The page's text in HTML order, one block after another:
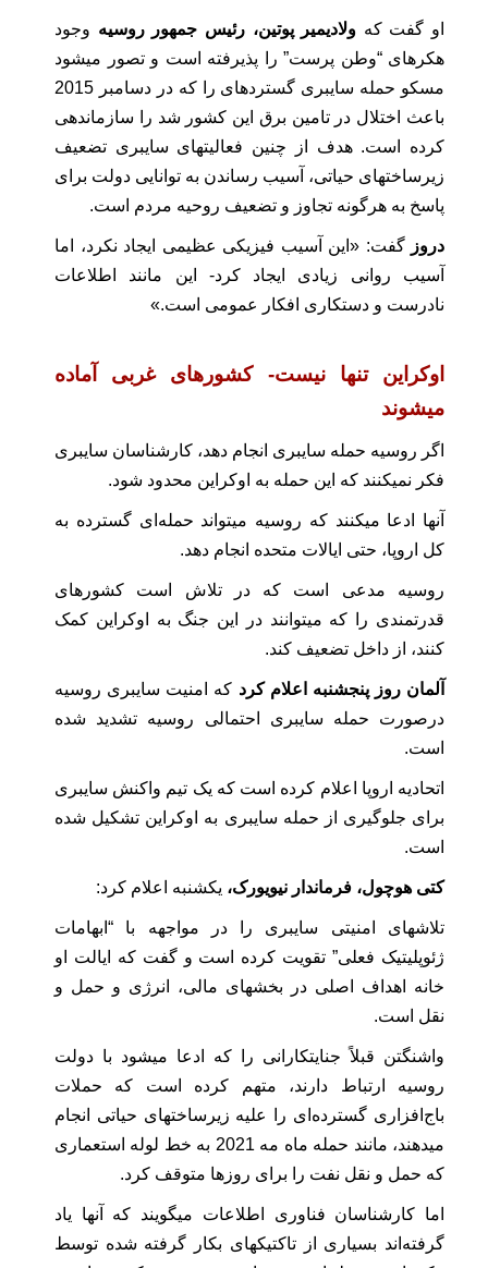
او گفت که ولادیمیر پوتین، رئیس جمهور روسیه وجود
هکرهای “وطن پرست” را پذیرفته است و تصور میشود
مسکو حمله سایبری گستردهای را که در دسامبر 2015
باعث اختلال در تامین برق این کشور شد را سازماندهی
کرده است. هدف از چنین فعالیتهای سایبری تضعیف
زیرساختهای حیاتی، آسیب رساندن به توانایی دولت برای
پاسخ به هرگونه تجاوز و تضعیف روحیه مردم است.
دروز گفت: «این آسیب فیزیکی عظیمی ایجاد نکرد، اما
آسیب روانی زیادی ایجاد کرد- این مانند اطلاعات
نادرست و دستکاری افکار عمومی است.»
اوکراین تنها نیست- کشورهای غربی آماده
میشوند
اگر روسیه حمله سایبری انجام دهد، کارشناسان سایبری
فکر نمیکنند که این حمله به اوکراین محدود شود.
آنها ادعا میکنند که روسیه میتواند حمله‌ای گسترده به
کل اروپا، حتی ایالات متحده انجام دهد.
روسیه مدعی است که در تلاش است کشورهای
قدرتمندی را که میتوانند در این جنگ به اوکراین کمک
کنند، از داخل تضعیف کند.
آلمان روز پنجشنبه اعلام کرد که امنیت سایبری روسیه
درصورت حمله سایبری احتمالی روسیه تشدید شده
است.
اتحادیه اروپا اعلام کرده است که یک تیم واکنش سایبری
برای جلوگیری از حمله سایبری به اوکراین تشکیل شده
است.
کتی هوچول، فرماندار نیویورک، یکشنبه اعلام کرد:
تلاشهای امنیتی سایبری را در مواجهه با “ابهامات
ژئوپلیتیک فعلی” تقویت کرده است و گفت که ایالت او
خانه اهداف اصلی در بخشهای مالی، انرژی و حمل و
نقل است.
واشنگتن قبلاً جنایتکارانی را که ادعا میشود با دولت
روسیه ارتباط دارند، متهم کرده است که حملات
باج‌افزاری گسترده‌ای را علیه زیرساختهای حیاتی انجام
میدهند، مانند حمله ماه مه 2021 به خط لوله استعماری
که حمل و نقل نفت را برای روزها متوقف کرد.
اما کارشناسان فناوری اطلاعات میگویند که آنها یاد
گرفته‌اند بسیاری از تاکتیکهای بکار گرفته شده توسط